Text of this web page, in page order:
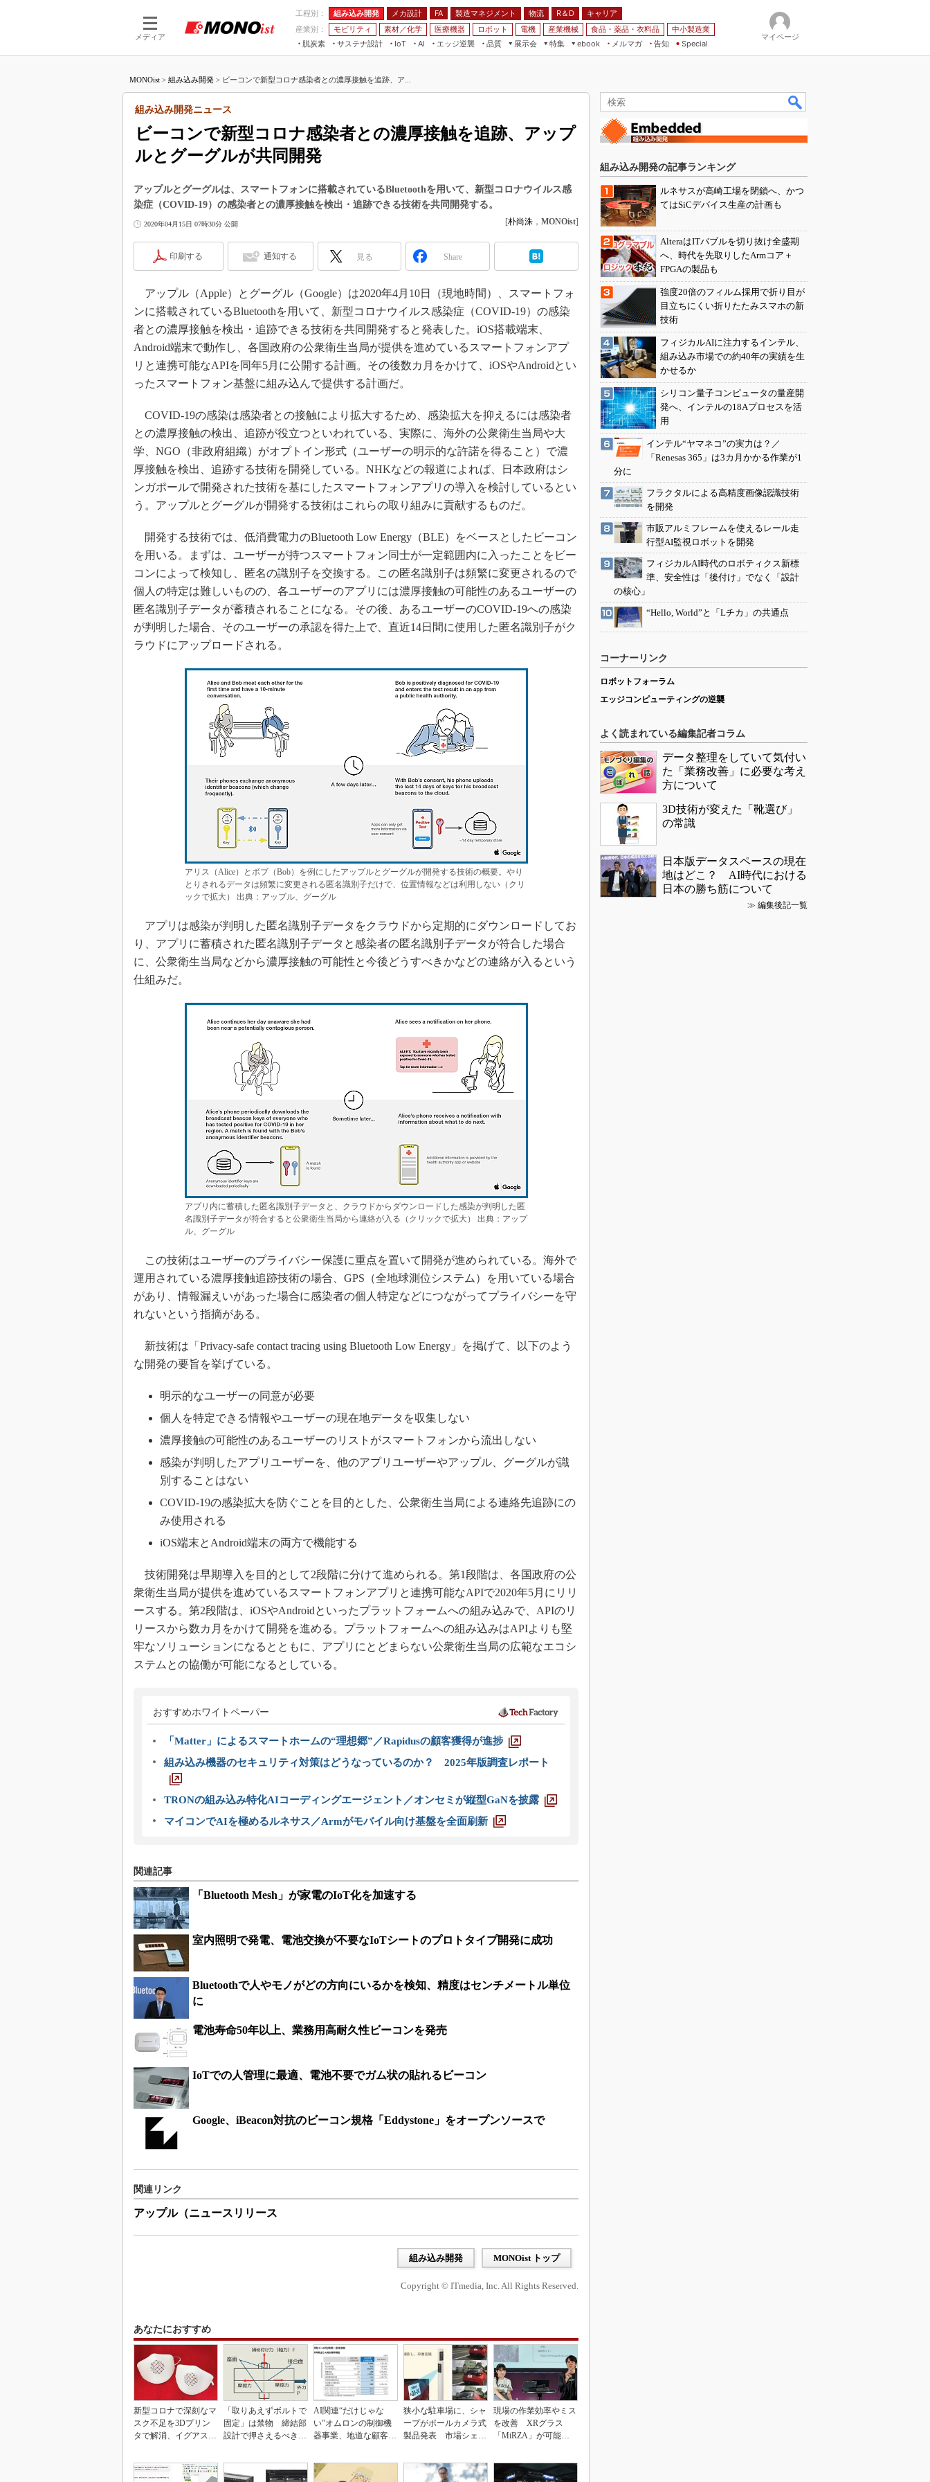
メディア
工程別： 組み込み開発 メカ設計 FA 製造マネジメント 物流 R＆D
キャリア
産業別：
モビリティ 素材／化学 医療機器 ロボット 電機 産業機械 食品・薬品・衣料品
中小製造業
脱炭素
サステナ設計
IoT
つながる工場
AI
AI×設備保全
エッジ逆襲 品質
展示会
JIMTOF
IIFES
TECHNO-FRONTIER
EdgeTech+
産業オープンネット展
特集
つながるクルマ
VR／AR
フィールドサービス
組み込み画像技術
組み込みモデリング
車載ソフト開発
ISO26262
無償設計ツール
3Dプリンタ
デジタルツインとCAE
製造業ビッグデータ
メイドインジャパン
植物工場
知財マネジメント
海外生産
制御セキュリティ
新型コロナへの対応
ebook
FA
モビリティ
メルマガ
告知 Special
マイページ
MONOist > 組み込み開発 > ビーコンで新型コロナ感染者との濃厚接触を追跡、ア...
ビーコンで新型コロナ感染者との濃厚接触を追跡、アップ
ルとグーグルが共同開発
組み込み開発ニュース
アップルとグーグルは、スマートフォンに搭載されているBluetoothを用いて、新型コロナウイルス感
染症（COVID-19）の感染者との濃厚接触を検出・追跡できる技術を共同開発する。
2020年04月15日 07時30分 公開 [朴尚洙 ， MONOist]
印刷する 通知する 見る Share
アップル（Apple）とグーグル（Google）は2020年4月10日（現地時間）、スマートフォ
ンに搭載されているBluetoothを用いて、新型コロナウイルス感染症（COVID-19）の感染
者との濃厚接触を検出・追跡できる技術を共同開発すると発表した。iOS搭載端末、
Android端末で動作し、各国政府の公衆衛生当局が提供を進めているスマートフォンアプ
リと連携可能なAPIを同年5月に公開する計画。その後数カ月をかけて、iOSやAndroidとい
ったスマートフォン基盤に組み込んで提供する計画だ。
COVID-19の感染は感染者との接触により拡大するため、感染拡大を抑えるには感染者
との濃厚接触の検出、追跡が役立つといわれている、実際に、海外の公衆衛生当局や大
学、NGO（非政府組織）がオプトイン形式（ユーザーの明示的な許諾を得ること）で濃
厚接触を検出、追跡する技術を開発している。NHKなどの報道によれば、日本政府はシ
ンガポールで開発された技術を基にしたスマートフォンアプリの導入を検討しているとい
う。アップルとグーグルが開発する技術はこれらの取り組みに貢献するものだ。
開発する技術では、低消費電力のBluetooth Low Energy（BLE）をベースとしたビーコン
を用いる。まずは、ユーザーが持つスマートフォン同士が一定範囲内に入ったことをビー
コンによって検知し、匿名の識別子を交換する。この匿名識別子は頻繁に変更されるので
個人の特定は難しいものの、各ユーザーのアプリには濃厚接触の可能性のあるユーザーの
匿名識別子データが蓄積されることになる。その後、あるユーザーのCOVID-19への感染
が判明した場合、そのユーザーの承認を得た上で、直近14日間に使用した匿名識別子がク
ラウドにアップロードされる。
アリス（Alice）とボブ（Bob）を例にしたアップルとグーグルが開発する技術の概要。やり
とりされるデータは頻繁に変更される匿名識別子だけで、位置情報などは利用しない（クリ
ックで拡大） 出典：アップル、グーグル
アプリは感染が判明した匿名識別子データをクラウドから定期的にダウンロードしてお
り、アプリに蓄積された匿名識別子データと感染者の匿名識別子データが符合した場合
に、公衆衛生当局などから濃厚接触の可能性と今後どうすべきかなどの連絡が入るという
仕組みだ。
アプリ内に蓄積した匿名識別子データと、クラウドからダウンロードした感染が判明した匿
名識別子データが符合すると公衆衛生当局から連絡が入る（クリックで拡大） 出典：アップ
ル、グーグル
この技術はユーザーのプライバシー保護に重点を置いて開発が進められている。海外で
運用されている濃厚接触追跡技術の場合、GPS（全地球測位システム）を用いている場合
があり、情報漏えいがあった場合に感染者の個人特定などにつながってプライバシーを守
れないという指摘がある。
新技術は「Privacy-safe contact tracing using Bluetooth Low Energy」を掲げて、以下のよう
な開発の要旨を挙げている。
明示的なユーザーの同意が必要
個人を特定できる情報やユーザーの現在地データを収集しない
濃厚接触の可能性のあるユーザーのリストがスマートフォンから流出しない
感染が判明したアプリユーザーを、他のアプリユーザーやアップル、グーグルが識
別することはない
COVID-19の感染拡大を防ぐことを目的とした、公衆衛生当局による連絡先追跡にの
み使用される
iOS端末とAndroid端末の両方で機能する
技術開発は早期導入を目的として2段階に分けて進められる。第1段階は、各国政府の公
衆衛生当局が提供を進めているスマートフォンアプリと連携可能なAPIで2020年5月にリリ
ースする。第2段階は、iOSやAndroidといったプラットフォームへの組み込みで、APIのリ
リースから数カ月をかけて開発を進める。プラットフォームへの組み込みはAPIよりも堅
牢なソリューションになるとともに、アプリにとどまらない公衆衛生当局の広範なエコシ
ステムとの協働が可能になるとしている。
おすすめホワイトペーパー
「Matter」によるスマートホームの“理想郷”／Rapidusの顧客獲得が進捗
組み込み機器のセキュリティ対策はどうなっているのか？ 2025年版調査レポート
TRONの組み込み特化AIコーディングエージェント／オンセミが縦型GaNを披露
マイコンでAIを極めるルネサス／Armがモバイル向け基盤を全面刷新
関連記事
「Bluetooth Mesh」が家電のIoT化を加速する
室内照明で発電、電池交換が不要なIoTシートのプロトタイプ開発に成功
Bluetoothで人やモノがどの方向にいるかを検知、精度はセンチメートル単位
に
電池寿命50年以上、業務用高耐久性ビーコンを発売
IoTでの人管理に最適、電池不要でガム状の貼れるビーコン
Google、iBeacon対抗のビーコン規格「Eddystone」をオープンソースで
関連リンク
アップル（ニュースリリース
組み込み開発 MONOist トップ
Copyright © ITmedia, Inc. All Rights Reserved.
あなたにおすすめ
新型コロナで深刻なマ
スク不足を3Dプリン
タで解消、イグアスが
「取りあえずボルトで
固定」は禁物 締結部
設計で押さえるべき基
AI関連“だけじゃな
い”オムロンの制御機
器事業、地道な顧客基
狭小な駐車場に、シャ
ープがポールカメラ式
製品発表 市場シェア
現場の作業効率やミス
を改善 XRグラス
「MiRZA」が可能に
の...
組み込み開発の記事ランキング
ルネサスが高崎工場を閉鎖へ、かつ
てはSiCデバイス生産の計画も
AlteraはITバブルを切り抜け全盛期
へ、時代を先取りしたArmコア＋
FPGAの製品も
強度20倍のフィルム採用で折り目が
目立ちにくい折りたたみスマホの新
技術
フィジカルAIに注力するインテル、
組み込み市場での約40年の実績を生
かせるか
シリコン量子コンピュータの量産開
発へ、インテルの18Aプロセスを活
用
インテル“ヤマネコ”の実力は？／
「Renesas 365」は3カ月かかる作業が1
分に
フラクタルによる高精度画像認識技術
を開発
市販アルミフレームを使えるレール走
行型AI監視ロボットを開発
フィジカルAI時代のロボティクス新標
準、安全性は「後付け」でなく「設計
の核心」
“Hello, World”と「Lチカ」の共通点
コーナーリンク
ロボットフォーラム
エッジコンピューティングの逆襲
よく読まれている編集記者コラム
データ整理をしていて気付い
た「業務改善」に必要な考え
方について
3D技術が変えた「靴選び」
の常識
日本版データスペースの現在
地はどこ？ AI時代における
日本の勝ち筋について
≫ 編集後記一覧